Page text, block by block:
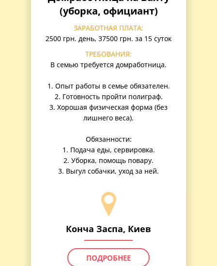
(уборка, официант)
ЗАРАБОТНАЯ ПЛАТА:
2500 грн. день, 37500 грн. за 15 суток
ТРЕБОВАНИЯ:
В семью требуется домработница.
1. Опыт работы в семье обязателен.
2. Готовность пройти полиграф.
3. Хорошая физическая форма (без
лишнего веса).
Обязанности:
1. Подача еды, сервировка.
2. Уборка, помощь повару.
3. Выгул собачки, уход за ней.
Конча Заспа, Киев
ПОДРОБНЕЕ